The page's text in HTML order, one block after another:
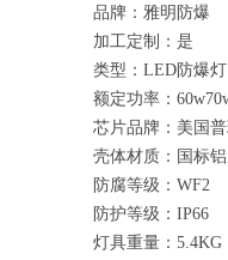
品牌：雅明防爆
加工定制：是
类型：LED防爆灯
额定功率：
芯片品牌：美国
壳体材质：国标
防腐等级：WF2
防护等级：IP66
灯具重量：5.4KG